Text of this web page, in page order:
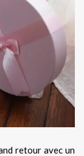
retour avec un